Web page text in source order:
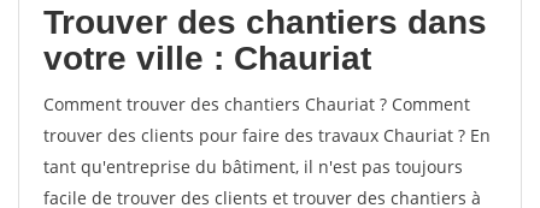
Trouver des chantiers dans
votre ville : Chauriat
Comment trouver des chantiers Chauriat ? Comment
trouver des clients pour faire des travaux Chauriat ? En
tant qu'entreprise du bâtiment, il n'est pas toujours
facile de trouver des clients et trouver des chantiers à